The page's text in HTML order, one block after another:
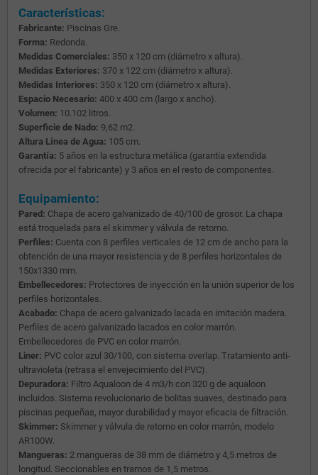
Características:
Fabricante: Piscinas Gre.
Forma: Redonda.
Medidas Comerciales: 350 x 120 cm (diámetro x altura).
Medidas Exteriores: 370 x 122 cm (diámetro x altura).
Medidas Interiores: 350 x 120 cm (diámetro x altura).
Espacio Necesario: 400 x 400 cm (largo x ancho).
Volumen: 10.102 litros.
Superficie de Nado: 9,62 m2.
Altura Línea de Agua: 105 cm.
Garantía: 5 años en la estructura metálica (garantía extendida
ofrecida por el fabricante) y 3 años en el resto de componentes.
Equipamiento:
Pared: Chapa de acero galvanizado de 40/100 de grosor. La chapa
está troquelada para el skimmer y válvula de retorno.
Perfiles: Cuenta con 8 perfiles verticales de 12 cm de ancho para la
obtención de una mayor resistencia y de 8 perfiles horizontales de
150x1330 mm.
Embellecedores: Protectores de inyección en la unión superior de los
perfiles horizontales.
Acabado: Chapa de acero galvanizado lacada en imitación madera.
Perfiles de acero galvanizado lacados en color marrón.
Embellecedores de PVC en color marrón.
Liner: PVC color azul 30/100, con sistema overlap. Tratamiento anti-
ultravioleta (retrasa el envejecimiento del PVC).
Depuradora: Filtro Aqualoon de 4 m3/h con 320 g de aqualoon
incluidos. Sistema revolucionario de bolitas suaves, destinado para
piscinas pequeñas, mayor durabilidad y mayor eficacia de filtración.
Skimmer: Skimmer y válvula de retorno en color marrón, modelo
AR100W.
Mangueras: 2 mangueras de 38 mm de diámetro y 4,5 metros de
longitud. Seccionables en tramos de 1,5 metros.